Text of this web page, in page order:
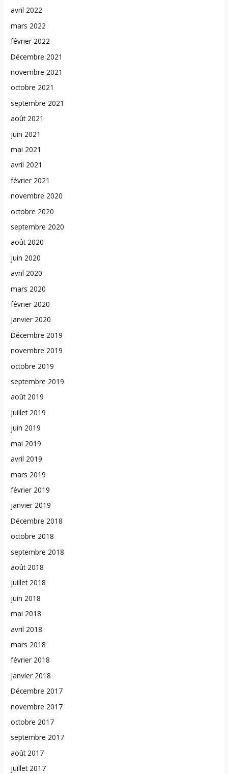
avril 2022
mars 2022
février 2022
Décembre 2021
novembre 2021
octobre 2021
septembre 2021
août 2021
juin 2021
mai 2021
avril 2021
février 2021
novembre 2020
octobre 2020
septembre 2020
août 2020
juin 2020
avril 2020
mars 2020
février 2020
janvier 2020
Décembre 2019
novembre 2019
octobre 2019
septembre 2019
août 2019
juillet 2019
juin 2019
mai 2019
avril 2019
mars 2019
février 2019
janvier 2019
Décembre 2018
octobre 2018
septembre 2018
août 2018
juillet 2018
juin 2018
mai 2018
avril 2018
mars 2018
février 2018
janvier 2018
Décembre 2017
novembre 2017
octobre 2017
septembre 2017
août 2017
juillet 2017